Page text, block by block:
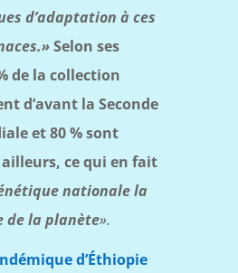
d’adaptation à ces
Selon ses
de la collection
d’avant la Seconde
et 80 % sont
ce qui en fait
nationale la
de la planète».
d’Éthiopie